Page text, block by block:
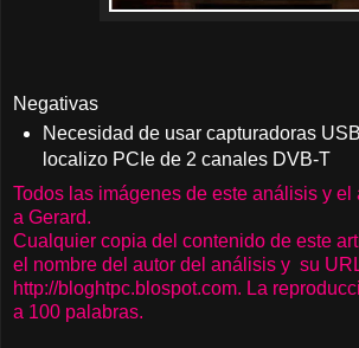
Negativas
Necesidad de usar capturadoras
localizo PCIe de 2 canales DVB-T
Todos las imágenes de este análisis y el
a Gerard.
Cualquier copia del contenido de este
el nombre del autor del análisis y su
http://bloghtpc.blospot.com. La
a 100 palabras.